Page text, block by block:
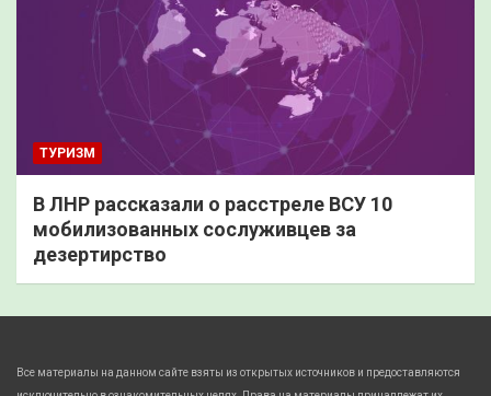
ТУРИЗМ
В ЛНР рассказали о расстреле ВСУ 10
мобилизованных сослуживцев за
дезертирство
Все материалы на данном сайте взяты из открытых источников и предоставляются